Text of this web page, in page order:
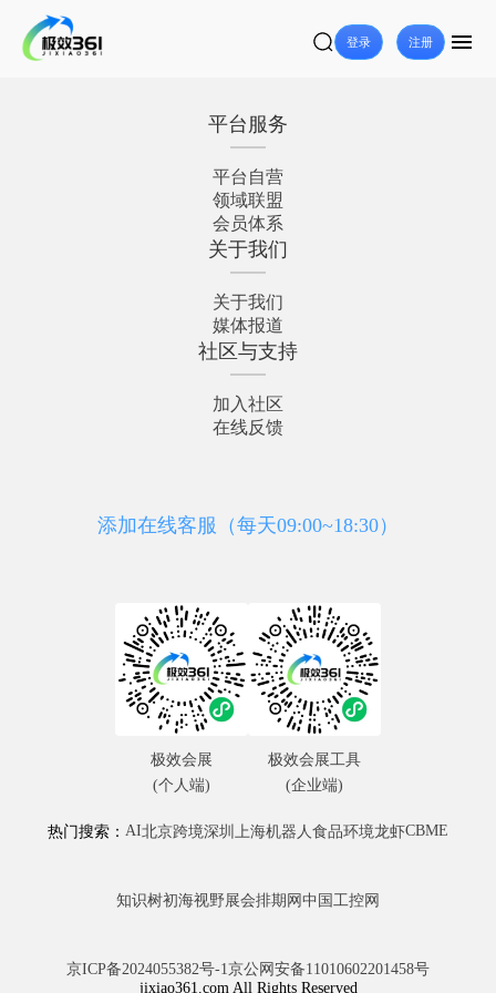
登录 注册
平台服务
平台自营
领域联盟
会员体系
关于我们
关于我们
媒体报道
社区与支持
加入社区
在线反馈
添加在线客服（每天09:00~18:30）
热门搜索： AI北京跨境深圳 上海机器人食品环境龙虾CBME
知识树初海视野展会排期网 中国工控网
京ICP备2024055382号-1京公网安备11010602201458号
jixiao361.com All Rights Reserved
极效会展
(个人端)
极效会展工具
(企业端)